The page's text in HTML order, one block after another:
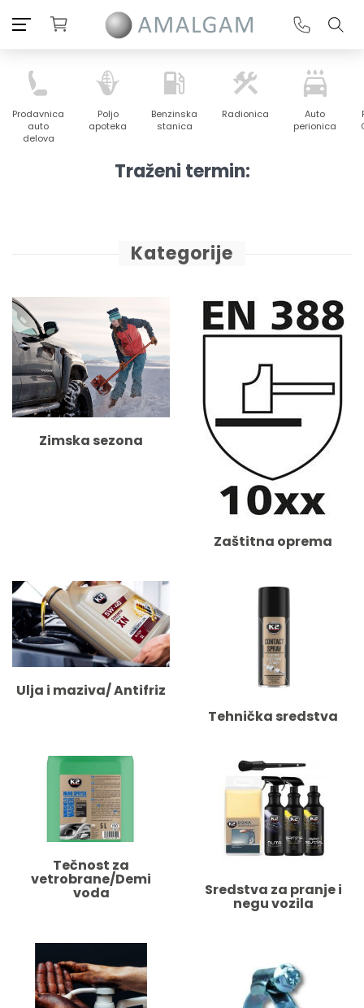
Prodavnica
auto
delova
Poljo
apoteka
Benzinska
stanica
Radionica
Auto
perionica
Traženi termin:
Kategorije
Zimska sezona
Zaštitna oprema
Ulja i maziva/ Antifriz
Tehnička sredstva
Tečnost za
vetrobrane/Demi
voda Sredstva za pranje i
negu vozila